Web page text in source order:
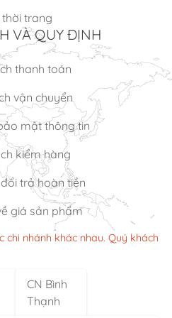
trang
VÀ QUY ĐỊNH
thanh toán
vận chuyển
mật thông tin
kiểm hàng
trả hoàn tiền
giá sản phẩm
chi nhánh khác nhau. Quý khách
CN Bình
Thạnh